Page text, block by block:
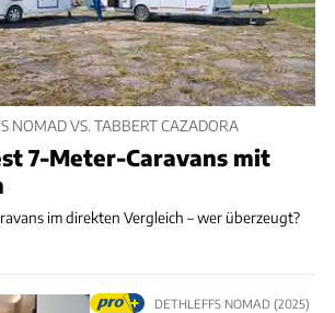
NOMAD VS. TABBERT CAZADORA
7-Meter-Caravans mit
im direkten Vergleich – wer überzeugt?
DETHLEFFS NOMAD (2025)